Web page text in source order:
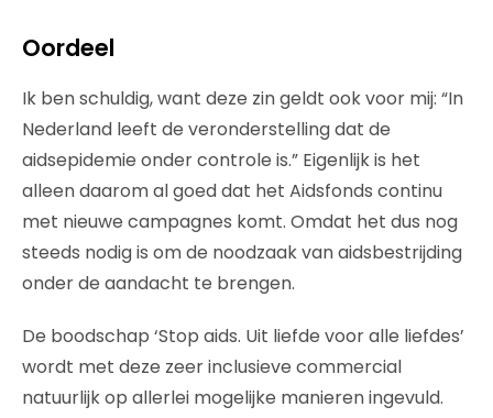
Oordeel
Ik ben schuldig, want deze zin geldt ook voor mij: “In
Nederland leeft de veronderstelling dat de
aidsepidemie onder controle is.” Eigenlijk is het
alleen daarom al goed dat het Aidsfonds continu
met nieuwe campagnes komt. Omdat het dus nog
steeds nodig is om de noodzaak van aidsbestrijding
onder de aandacht te brengen.
De boodschap ‘Stop aids. Uit liefde voor alle liefdes’
wordt met deze zeer inclusieve commercial
natuurlijk op allerlei mogelijke manieren ingevuld.